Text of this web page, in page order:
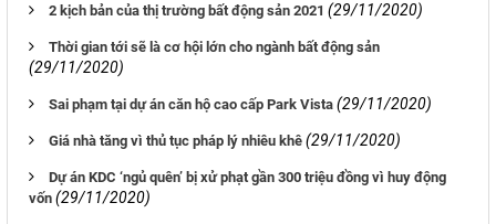
2 kịch bản của thị trường bất động sản 2021 (29/11/2020)
Thời gian tới sẽ là cơ hội lớn cho ngành bất động sản
(29/11/2020)
Sai phạm tại dự án căn hộ cao cấp Park Vista (29/11/2020)
Giá nhà tăng vì thủ tục pháp lý nhiêu khê (29/11/2020)
Dự án KDC ‘ngủ quên’ bị xử phạt gần 300 triệu đồng vì huy động
vốn (29/11/2020)